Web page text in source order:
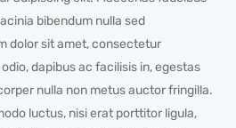
bibendum nulla sed
dolor sit amet, consectetur
dapibus ac facilisis in, egestas
nulla non metus auctor fringilla.
luctus, nisi erat porttitor ligula,